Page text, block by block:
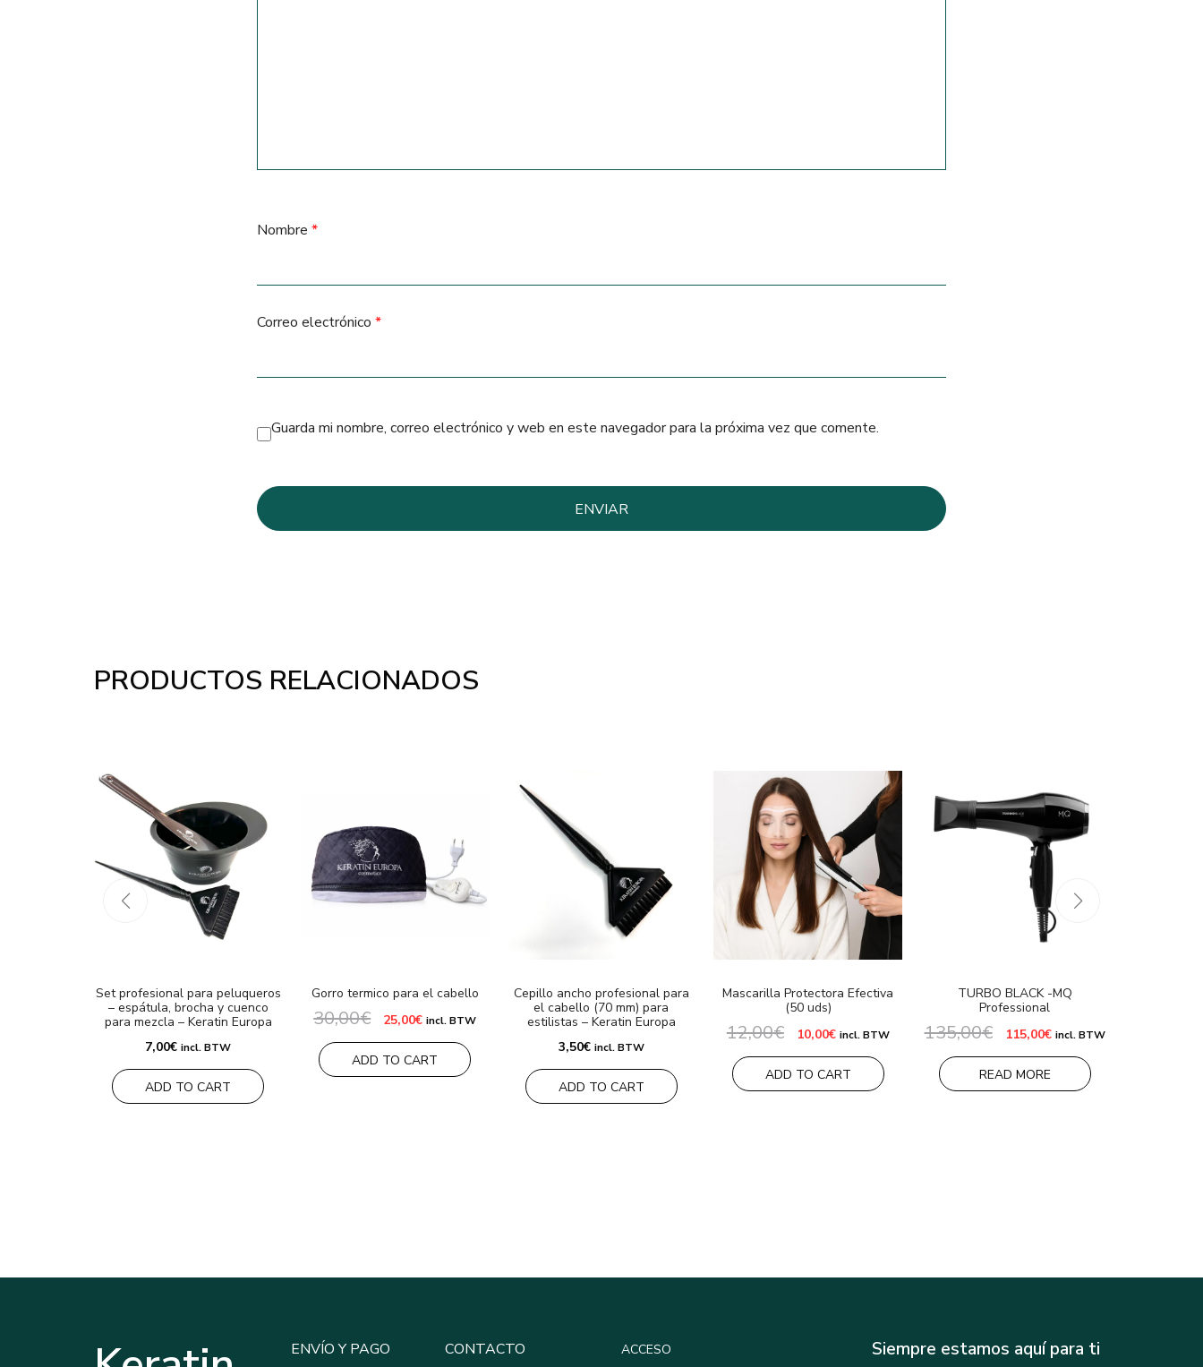
Nombre *
Correo electrónico *
Guarda mi nombre, correo electrónico y web en este navegador para la próxima vez que comente.
PRODUCTOS RELACIONADOS
Set profesional para peluqueros
– espátula, brocha y cuenco
para mezcla – Keratin Europa
7,00€ incl. BTW
ADD TO CART
Gorro termico para el cabello
30,00€ El
precio
original
era:
25,00€El
actual
es:
25,00€.
incl. BTW
ADD TO CART
Cepillo ancho profesional para
el cabello (70 mm) para
estilistas – Keratin Europa
3,50€ incl. BTW
ADD TO CART
Mascarilla Protectora Efectiva
(50 uds)
12,00€ El
precio
original
era:
10,00€El
actual
es:
10,00€.
incl. BTW
ADD TO CART
TURBO BLACK -MQ
Professional
135,00€ El
precio
original
era:
115,00€El
actual
115,00€.
incl. BTW
READ MORE
ENVÍO Y PAGO CONTACTO ACCESO Siempre estamos aquí para ti